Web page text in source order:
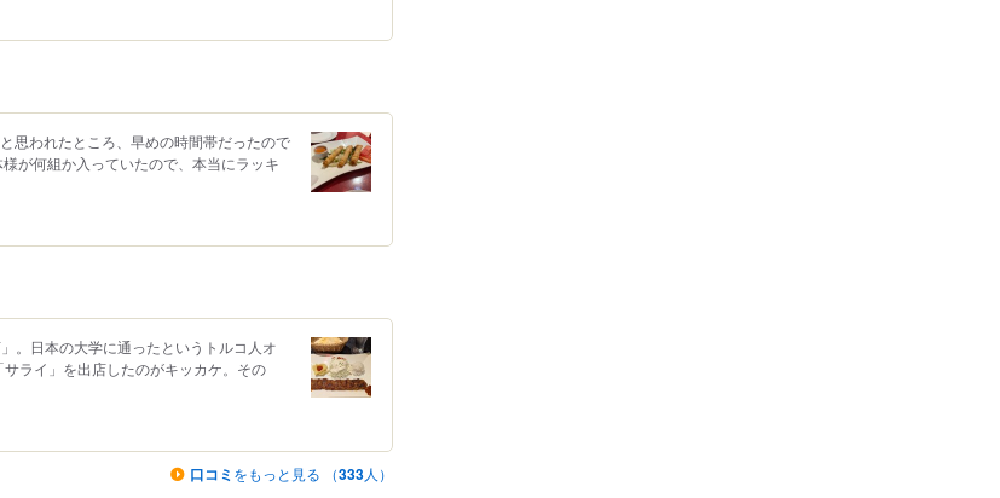
思われたところ、早めの時間帯だったので
が何組か入っていたので、本当にラッキ
。日本の大学に通ったというトルコ人オ
ライ」を出店したのがキッカケ。その
口コミ をもっと見る （333人）